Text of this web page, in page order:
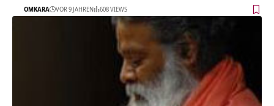
OMKARA VOR 9 JAHREN 608 VIEWS